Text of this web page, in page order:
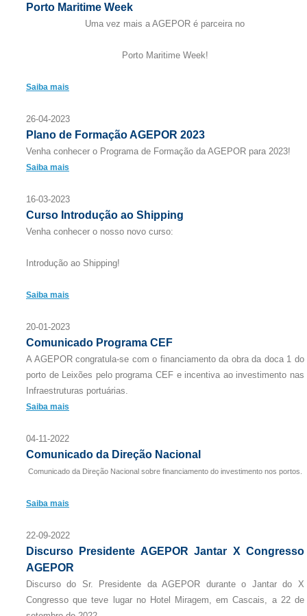
Porto Maritime Week
Uma vez mais a AGEPOR é parceira no
Porto Maritime Week!
Saiba mais
26-04-2023
Plano de Formação AGEPOR 2023
Venha conhecer o Programa de Formação da AGEPOR para 2023!
Saiba mais
16-03-2023
Curso Introdução ao Shipping
Venha conhecer o nosso novo curso:
Introdução ao Shipping!
Saiba mais
20-01-2023
Comunicado Programa CEF
A AGEPOR congratula-se com o financiamento da obra da doca 1 do
porto de Leixões pelo programa CEF e incentiva ao investimento nas
Infraestruturas portuárias.
Saiba mais
04-11-2022
Comunicado da Direção Nacional
Comunicado da Direção Nacional sobre financiamento do investimento nos portos.
Saiba mais
22-09-2022
Discurso Presidente AGEPOR Jantar X Congresso
AGEPOR
Discurso do Sr. Presidente da AGEPOR durante o Jantar do X
Congresso que teve lugar no Hotel Miragem, em Cascais, a 22 de